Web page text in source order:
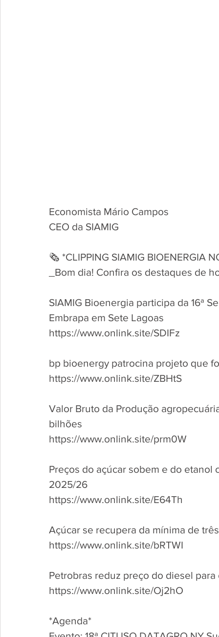
Economista Mário Campos
CEO da SIAMIG
🗞 *CLIPPING SIAMIG BIOENERGIA
_Bom dia! Confira os destaques de
SIAMIG Bioenergia participa da 16ª
Embrapa em Sete Lagoas
https://www.onlink.site/SDIFz
bp bioenergy patrocina projeto que
https://www.onlink.site/ZBHtS
Valor Bruto da Produção
bilhões
https://www.onlink.site/prm0W
Preços do açúcar sobem e do
2025/26
https://www.onlink.site/E64Th
Açúcar se recupera da mínima de
https://www.onlink.site/bRTWI
Petrobras reduz preço do diesel
https://www.onlink.site/Oj2hO
*Agenda*